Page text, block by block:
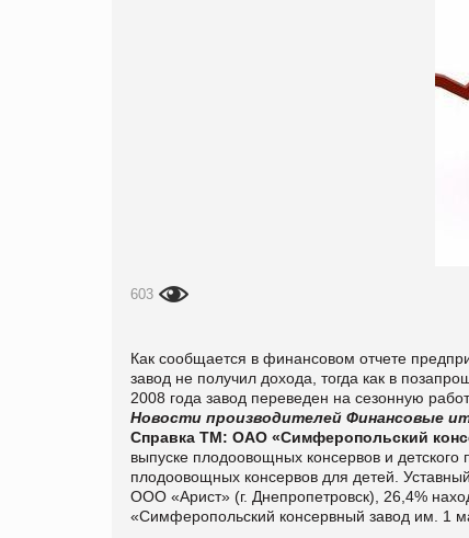
603
Как сообщается в финансовом отчете
завод не получил дохода, тогда как в
2008 года завод переведен на сезонную
Новости производителей Финансовые
Справка ТМ: ОАО «Симферопольский
выпуске плодоовощных консервов и детского
плодоовощных консервов для детей.
ООО «Арист» (г. Днепропетровск), 26,4%
«Симферопольский консервный завод им. 1